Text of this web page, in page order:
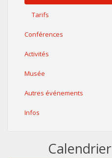
Tarifs
Conférences
Activités
Musée
Autres événements
Infos
Calendrier